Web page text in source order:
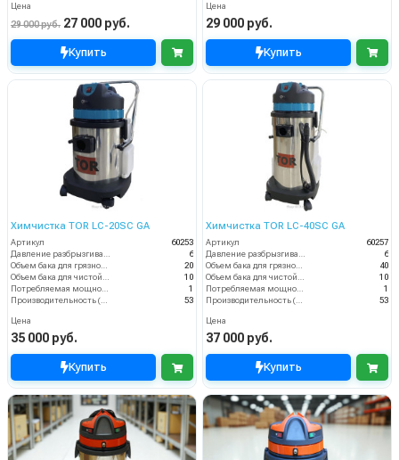
Цена
29 000 руб. 27 000 руб.
Купить
Цена
29 000 руб.
Купить
Химчистка TOR LC-20SC GA
Артикул
60253
Давление разбрызгивания (бар)
6
Объем бака для грязной воды, л
20
Объем бака для чистой воды, л
10
Потребляемая мощность (кВт)
1
Производительность (л/ч)
53
Цена
35 000 руб.
Купить
Химчистка TOR LC-40SC GA
Артикул
60257
Давление разбрызгивания (бар)
6
Объем бака для грязной воды, л
40
Объем бака для чистой воды, л
10
Потребляемая мощность (кВт)
1
Производительность (л/ч)
53
Цена
37 000 руб.
Купить